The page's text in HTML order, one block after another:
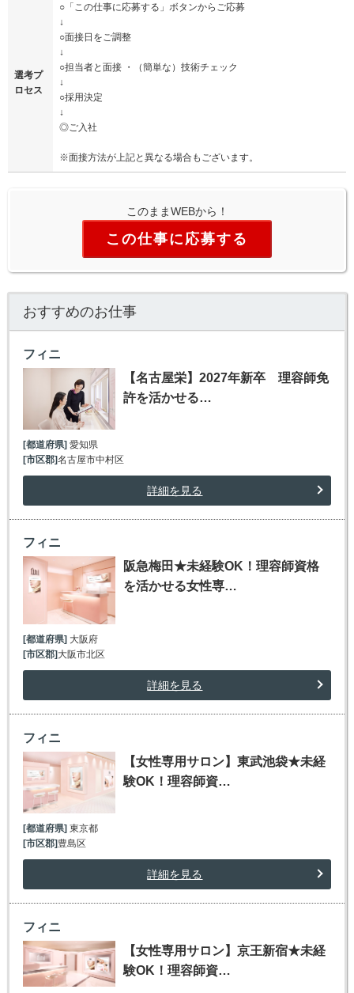
選考プ
ロセス
○「この仕事に応募する」ボタンからご応募
↓
○面接日をご調整
↓
○担当者と面接 ・（簡単な）技術チェック
↓
○採用決定
↓
◎ご入社
※面接方法が上記と異なる場合もございます。
このままWEBから！
この仕事に応募する
おすすめのお仕事
フィニ
【名古屋栄】2027年新卒 理容師免
許を活かせる…
[都道府県]愛知県
[市区郡]名古屋市中村区
詳細を見る
フィニ
阪急梅田★未経験OK！理容師資格
を活かせる女性専…
[都道府県] 大阪府
[市区郡] 大阪市北区
詳細を見る
フィニ
【女性専用サロン】東武池袋★未経
験OK！理容師資…
[都道府県]東京都
[市区郡]豊島区
詳細を見る
フィニ
【女性専用サロン】京王新宿★未経
験OK！理容師資…